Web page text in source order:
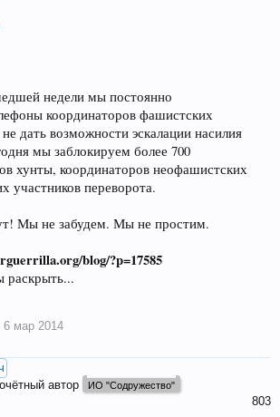
недели мы постоянно
координаторов фашистских
дать возможности эскалации насилия
мы заблокируем более 700
хунты, координаторов неофашистских
участников переворота.
Мы не забудем. Мы не простим.
blog/?p=17585
6 мар 2014
автор ИО "Содружество"
803